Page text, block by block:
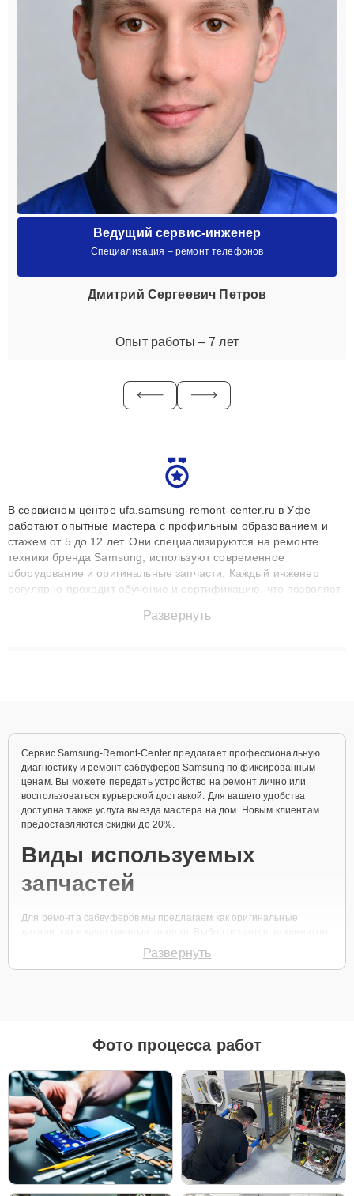
Ведущий сервис-инженер
Специализация – ремонт телефонов
Дмитрий Сергеевич Петров
Опыт работы – 7 лет
В сервисном центре ufa.samsung-remont-center.ru в Уфе
работают опытные мастера с профильным образованием и
стажем от 5 до 12 лет. Они специализируются на ремонте
техники бренда Samsung, используют современное
оборудование и оригинальные запчасти. Каждый инженер
регулярно проходит обучение и сертификацию, что позволяет
технику с сохранением гарантии до 3 лет. Наши мастера
Развернуть
Сервис Samsung-Remont-Center предлагает профессиональную
диагностику и ремонт сабвуферов Samsung по фиксированным
ценам. Вы можете передать устройство на ремонт лично или
воспользоваться курьерской доставкой. Для вашего удобства
доступна также услуга выезда мастера на дом. Новым клиентам
предоставляются скидки до 20%.
Виды используемых
запчастей
Для ремонта сабвуферов мы предлагаем как оригинальные
детали, так и качественные аналоги. Выбор остается за клиентом,
исходя из его предпочтений и потребностей.
Рекомендации по выбору запчастей:
Аналоги могут быть хорошим решением, если
планируется заменить в ближайшее время.
Все используемые запчасти соответствуют высоким стандартам
качества и обеспечивают надежную работу техники после
ремонта.
Модели сабвуферов
Развернуть
Фото процесса работ